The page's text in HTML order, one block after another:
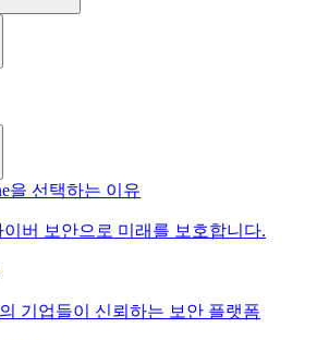
을 선택하는 이유
버 보안으로 미래를 보호합니다.
기업들이 신뢰하는 보안 플랫폼